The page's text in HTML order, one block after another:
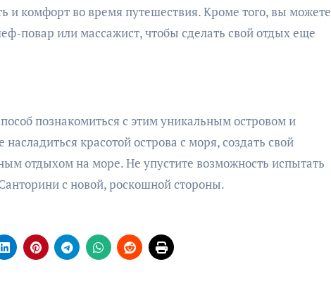
и комфорт во время путешествия. Кроме того, вы можете
повар или массажист, чтобы сделать свой отдых еще
познакомиться с этим уникальным островом и
красотой острова с моря, создать свой
отдыхом на море. Не упустите возможность испытать
с новой, роскошной стороны.